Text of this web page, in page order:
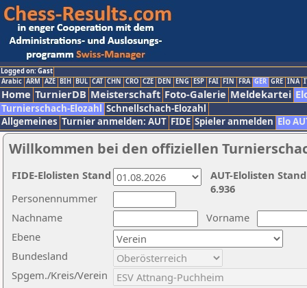
Logged on: Gast
Arabic ARM AZE BIH BUL CAT CHN CRO CZE DEN ENG ESP FAI FIN FRA GER GRE INA
Home TurnierDB Meisterschaft Foto-Galerie Meldekartei
Turnierschach-Elozahl Schnellschach-Elozahl
Allgemeines Turnier anmelden: AUT FIDE Spieler anmelden Elo
Willkommen bei den offiziellen
Nachname
Vorname
Ebene
Personennummer
Bundesland
Spgem./Kreis/Verein
AUT-Elolisten
6.936
FIDE-Elolisten Stand